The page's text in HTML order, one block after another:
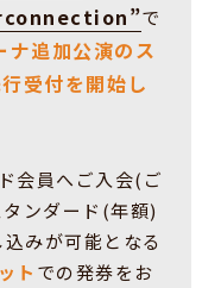
で
ナ追加公演のス
受付を開始し
会員へご入会(ご
ンダード(年額)
みが可能となる
ト での発券をお